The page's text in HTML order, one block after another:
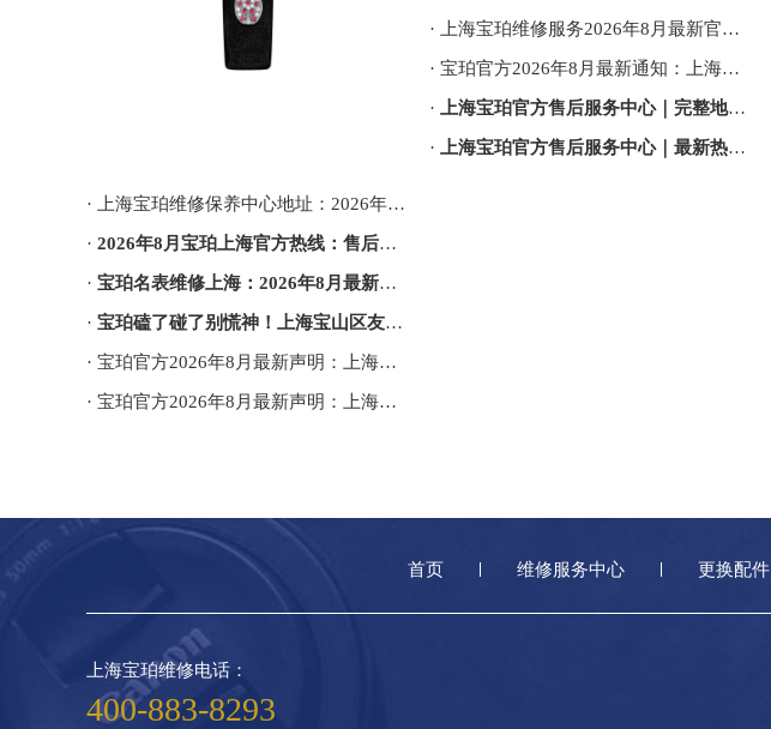
· 上海宝珀维修保养中心地址：2026年8月最新权威售后网点公告及服务信息
· 2026年8月宝珀上海官方热线：售后网点地址及客户服务指南
· 宝珀名表维修上海：2026年8月最新官方售后保养服务权威信息公示与网点地址通告
· 宝珀磕了碰了别慌神！上海宝山区友谊路街道老表匠私藏的2026年8月最新维修保养服务电话，跟
· 宝珀官方2026年8月最新声明：上海唯一官方售后电话与客户服务网点地址
· 宝珀官方2026年8月最新声明：上海客户服务热线电话及网点地址查询手册
· 上海宝珀维修服务2026年8月最新官方售后网点地址信息权威公告
· 宝珀官方2026年8月最新通知：上海售后网点地址与客户服务热线电话一览
· 上海宝珀官方售后服务中心｜完整地址及服务热线权威信息公告（2026年8月最新）
· 上海宝珀官方售后服务中心｜最新热线电话与地址权威信息通告（2026年8月最新）
首页 维修服务中心 更换配件
上海宝珀维修电话：
400-883-8293